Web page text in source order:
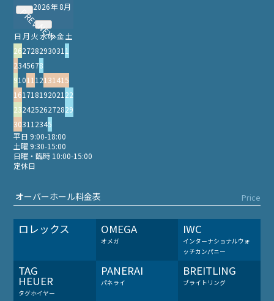
PREV
2026年 8月
NEXT
日 月 火 水木金 土
262728293031 1
2345678
91011 12131415
161718192021 22
23242526272829
3031 1 2345
平日 9:00-18:00
土曜 9:30-15:00
日曜・臨時 10:00-15:00
定休日
オーバーホール料金表 Price
ロレックス OMEGA
オメガ
IWC
インターナショナルウォ
ッチカンパニー
TAG
HEUER
タグホイヤー
PANERAI
パネライ
BREITLING
ブライトリング